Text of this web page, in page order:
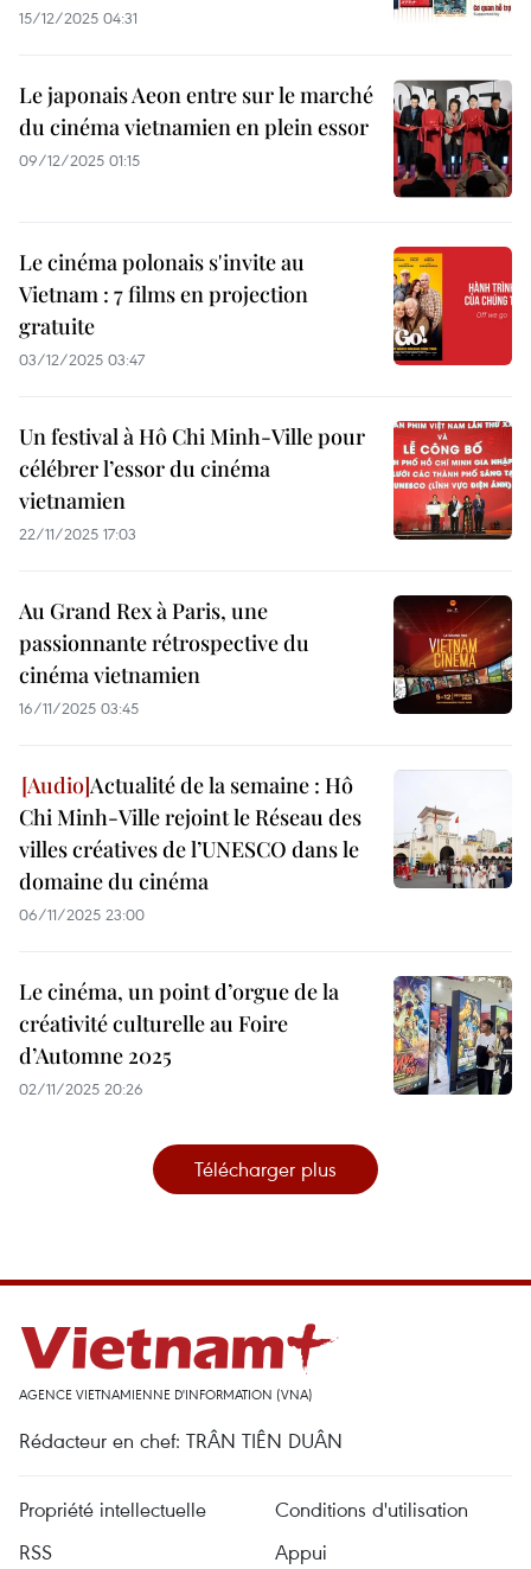
15/12/2025 04:31
Le japonais Aeon entre sur le marché
du cinéma vietnamien en plein essor
09/12/2025 01:15
Le cinéma polonais s'invite au
Vietnam : 7 films en projection
gratuite
03/12/2025 03:47
Un festival à Hô Chi Minh-Ville pour
célébrer l’essor du cinéma
vietnamien
22/11/2025 17:03
Au Grand Rex à Paris, une
passionnante rétrospective du
cinéma vietnamien
16/11/2025 03:45
Actualité de la semaine : Hô
Chi Minh-Ville rejoint le Réseau des
villes créatives de l’UNESCO dans le
domaine du cinéma
06/11/2025 23:00
Le cinéma, un point d’orgue de la
créativité culturelle au Foire
d’Automne 2025
02/11/2025 20:26
Télécharger plus
AGENCE VIETNAMIENNE D'INFORMATION (VNA)
Rédacteur en chef: TRÂN TIÊN DUÂN
Propriété intellectuelle
Conditions d'utilisation
RSS
Appui